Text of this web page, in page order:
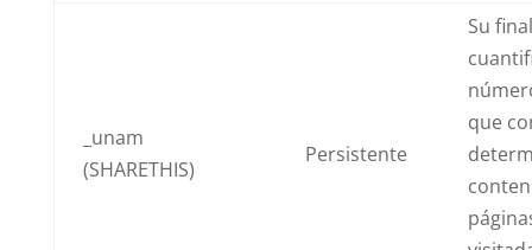
_unam
(SHARETHIS)
Persistente
Su
que